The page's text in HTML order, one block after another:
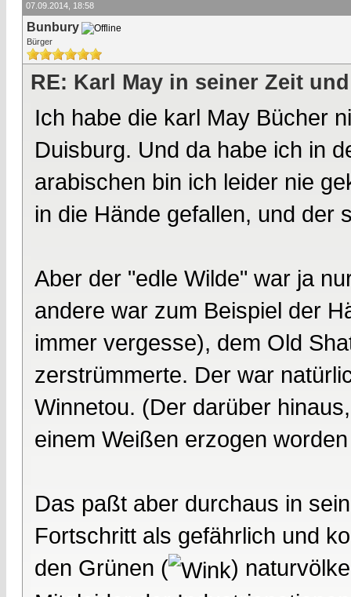
07.09.2014, 18:58
Bunbury
Bürger
RE: Karl May in seiner Zeit
Ich habe die karl May Bücher
Duisburg. Und da habe ich in
arabischen bin ich leider nie
in die Hände gefallen, und der
Aber der "edle Wilde" war ja
andere war zum Beispiel der
immer vergesse), dem Old
zerstrümmerte. Der war
Winnetou. (Der darüber
einem Weißen erzogen
Das paßt aber durchaus in
Fortschritt als gefährlich und
den Grünen (
)